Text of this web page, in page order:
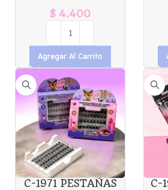
$ 4.400
Agregar Al Carrito
C-1971 PESTAÑAS
C-